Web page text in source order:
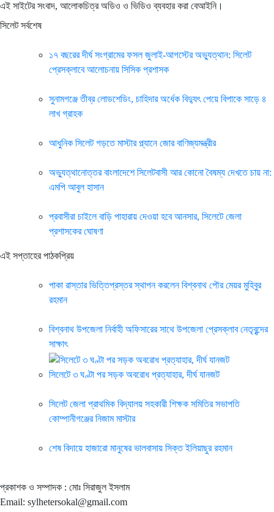
এই সাইটের সংবাদ, আলোকচিত্র অডিও ও ভিডিও ব্যবহার করা বেআইনি।
সিলেট সর্বশেষ
১৭ বছরের দীর্ঘ সংগ্রামের ফসল জুলাই-আগস্টের অভ্যুত্থান: সিলেট
প্রেসক্লাবে আলোচনায় সিসিক প্রশাসক
সুনামগঞ্জে তীব্র লোডশেডিং, চাহিদার অর্ধেক বিদ্যুৎ পেয়ে বিপাকে সাড়ে ৪
লাখ গ্রাহক
আধুনিক সিলেট গড়তে মাস্টার প্ল্যানে জোর বাণিজ্যমন্ত্রীর
অভ্যুত্থানোত্তর বাংলাদেশে সিলেটবাসী আর কোনো বৈষম্য দেখতে চায় না:
এমপি আবুল হাসান
প্রবাসীরা চাইলে বাড়ি পাহারায় দেওয়া হবে আনসার, সিলেটে জেলা
প্রশাসকের ঘোষণা
এই সপ্তাহের পাঠকপ্রিয়
পাকা রাস্তার ভিত্তিপ্রস্তর স্থাপন করলেন বিশ্বনাথ পৌর মেয়র মুহিবুর
রহমান
বিশ্বনাথ উপজেলা নির্বাহী অফিসারের সাথে উপজেলা প্রেসক্লাব নেতৃবৃন্দের
সাক্ষাৎ
সিলেটে ৩ ঘণ্টা পর সড়ক অবরোধ প্রত্যাহার, দীর্ঘ যানজট
সিলেট জেলা প্রাথমিক বিদ্যালয় সহকারী শিক্ষক সমিতির সভাপতি
কোম্পানীগঞ্জের নিজাম মাস্টার
শেষ বিদায়ে হাজারো মানুষের ভালবাসায় সিক্ত ইলিয়াছুর রহমান
প্রকাশক ও সম্পাদক : মোঃ সিরাজুল ইসলাম
Email: sylhetersokal@gmail.com